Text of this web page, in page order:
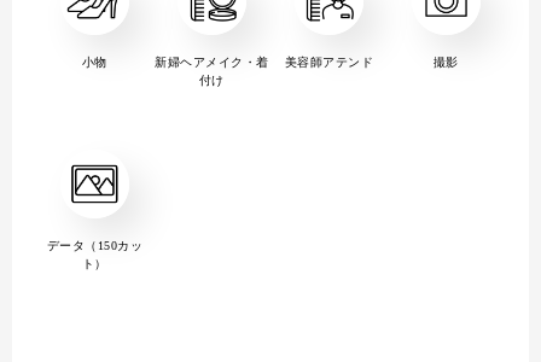
小物
新婦ヘアメイク・着
付け
美容師アテンド 撮影
データ（150カッ
ト）